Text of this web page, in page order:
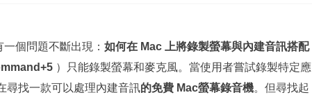
個問題不斷出現： 如何在 Mac 上將錄製螢幕與內建音訊搭配
）只能錄製螢幕和麥克風。當使用者嘗試錄製特定應
尋找一款可以處理內建音訊的免費 Mac螢幕錄音機。但尋找起